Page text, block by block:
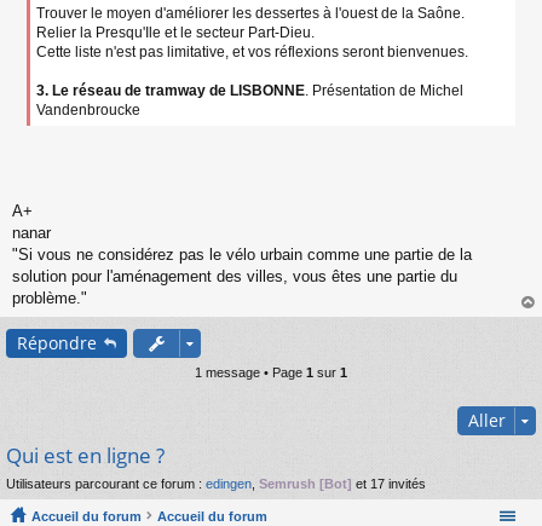
Trouver le moyen d'améliorer les dessertes à l'ouest de la Saône.
Relier la Presqu'Ile et le secteur Part-Dieu.
Cette liste n'est pas limitative, et vos réflexions seront bienvenues.
3. Le réseau de tramway de LISBONNE. Présentation de Michel
Vandenbroucke
A+
nanar
"Si vous ne considérez pas le vélo urbain comme une partie de la
solution pour l'aménagement des villes, vous êtes une partie du
problème."
au
Répondre
1 message • Page 1 sur 1
Aller
Qui est en ligne ?
Utilisateurs parcourant ce forum : edingen Semrush [Bot] et 17 invités
Accueil du forum Accueil du forum